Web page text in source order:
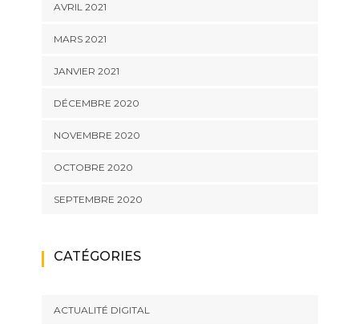
AVRIL 2021
MARS 2021
JANVIER 2021
DÉCEMBRE 2020
NOVEMBRE 2020
OCTOBRE 2020
SEPTEMBRE 2020
CATÉGORIES
ACTUALITÉ DIGITAL